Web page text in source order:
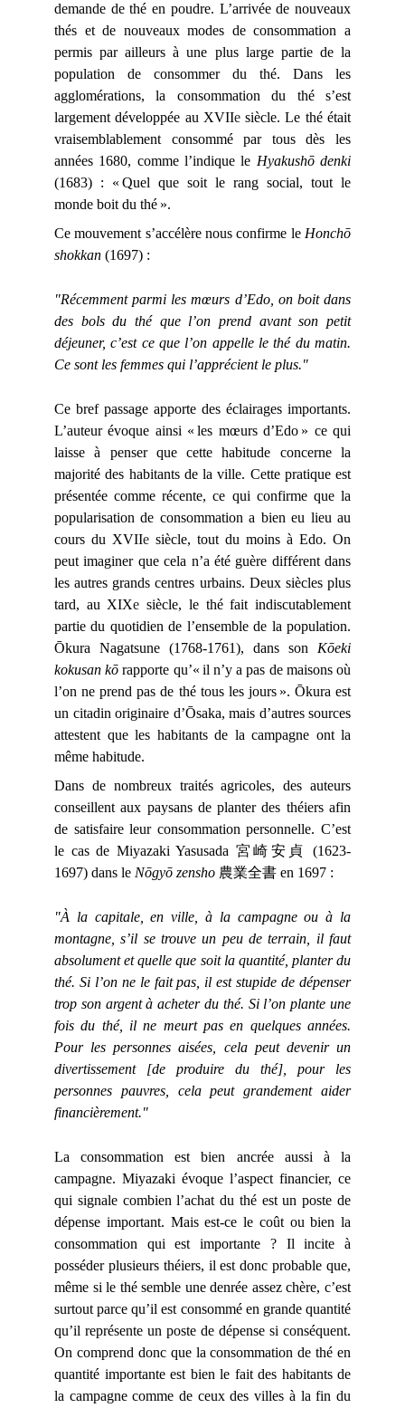
demande de thé en poudre. L’arrivée de nouveaux
thés et de nouveaux modes de consommation a
permis par ailleurs à une plus large partie de la
population de consommer du thé. Dans les
agglomérations, la consommation du thé s’est
largement développée au XVIIesiècle. Le thé était
vraisemblablement consommé par tous dès les
années 1680, comme l’indique le Hyakushō denki
(1683) : « Quel que soit le rang social, tout le
monde boit du thé ».
Ce mouvement s’accélère nous confirme le Honchō
shokkan (1697) :
"Récemment parmi les mœurs d’Edo, on boit dans
des bols du thé que l’on prend avant son petit
déjeuner, c’est ce que l’on appelle le thé du matin.
Ce sont les femmes qui l’apprécient le plus."
Ce bref passage apporte des éclairages importants.
L’auteur évoque ainsi « les mœurs d’Edo » ce qui
laisse à penser que cette habitude concerne la
majorité des habitants de la ville. Cette pratique est
présentée comme récente, ce qui confirme que la
popularisation de consommation a bien eu lieu au
cours du XVIIe siècle, tout du moins à Edo. On
peut imaginer que cela n’a été guère différent dans
les autres grands centres urbains. Deux siècles plus
tard, au XIXe siècle, le thé fait indiscutablement
partie du quotidien de l’ensemble de la population.
Ōkura Nagatsune (1768-1761), dans son Kōeki
kokusan kō rapporte qu’« il n’y a pas de maisons où
l’on ne prend pas de thé tous les jours ». Ōkura est
un citadin originaire d’Ōsaka, mais d’autres sources
attestent que les habitants de la campagne ont la
même habitude.
Dans de nombreux traités agricoles, des auteurs
conseillent aux paysans de planter des théiers afin
de satisfaire leur consommation personnelle. C’est
le cas de Miyazaki Yasusada 宮崎安貞 (1623-
1697) dans le Nōgyō zensho 農業全書 en 1697 :
"À la capitale, en ville, à la campagne ou à la
montagne, s’il se trouve un peu de terrain, il faut
absolument et quelle que soit la quantité, planter du
thé. Si l’on ne le fait pas, il est stupide de dépenser
trop son argent à acheter du thé. Si l’on plante une
fois du thé, il ne meurt pas en quelques années.
Pour les personnes aisées, cela peut devenir un
divertissement [de produire du thé], pour les
personnes pauvres, cela peut grandement aider
financièrement."
La consommation est bien ancrée aussi à la
campagne. Miyazaki évoque l’aspect financier, ce
qui signale combien l’achat du thé est un poste de
dépense important. Mais est-ce le coût ou bien la
consommation qui est importante ? Il incite à
posséder plusieurs théiers, il est donc probable que,
même si le thé semble une denrée assez chère, c’est
surtout parce qu’il est consommé en grande quantité
qu’il représente un poste de dépense si conséquent.
On comprend donc que la consommation de thé en
quantité importante est bien le fait des habitants de
la campagne comme de ceux des villes à la fin du